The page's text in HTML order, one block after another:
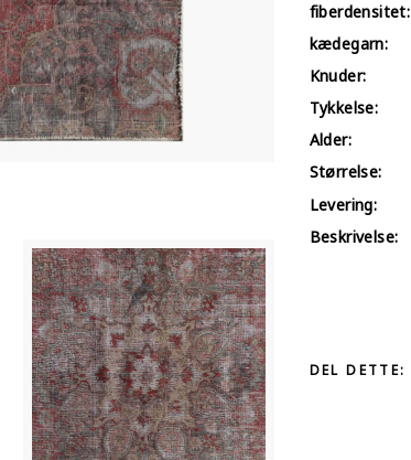
fiberdensitet:
kædegarn:
Knuder:
Tykkelse:
Alder:
Størrelse:
Levering:
Beskrivelse:
DEL DETTE: